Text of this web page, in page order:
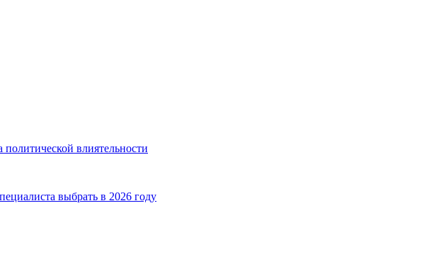
влиятельности
выбрать в 2026 году